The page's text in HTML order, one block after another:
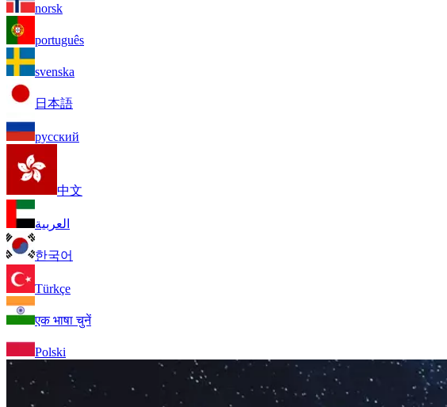
norsk
português
svenska
日本語
русский
中文
العربية
한국어
Türkçe
एक भाषा चुनें
Polski